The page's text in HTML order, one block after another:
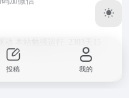
投稿 我的